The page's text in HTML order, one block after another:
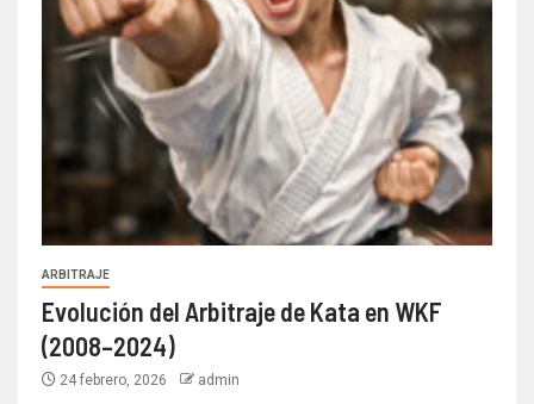
ARBITRAJE
Evolución del Arbitraje de Kata en WKF
(2008–2024)
24 febrero, 2026 admin